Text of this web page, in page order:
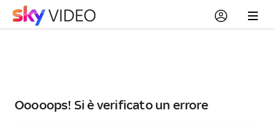
Ooooops! Si è verificato un errore